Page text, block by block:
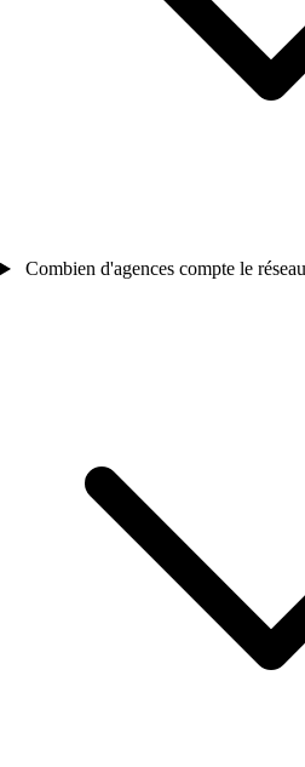
Combien d'agences compte le